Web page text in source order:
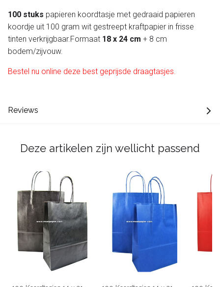
100 stuks papieren koordtasje met gedraaid papieren
koordje uit 100 gram wit gestreept kraftpapier in frisse
tinten verkrijgbaar.Formaat 18 x 24 cm + 8 cm
bodem/zijvouw.
Bestel nu online deze best geprijsde draagtasjes.
Reviews
Deze artikelen zijn wellicht passend